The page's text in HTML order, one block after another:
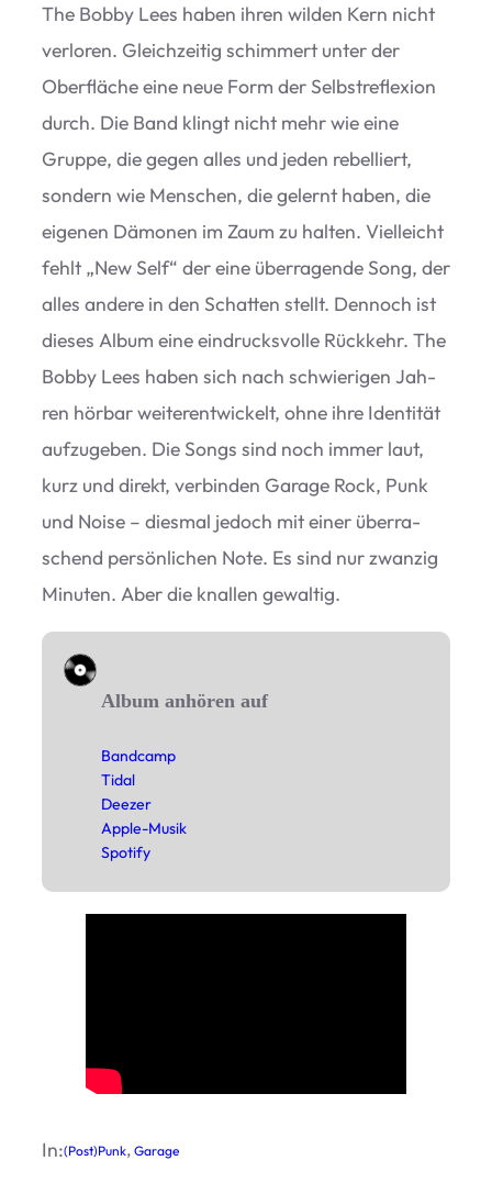
The Bobby Lees haben ihren wil­den Kern nicht
ver­lo­ren. Gleich­zei­tig schim­mert unter der
Ober­flä­che eine neue Form der Selbst­re­fle­xion
durch. Die Band klingt nicht mehr wie eine
Gruppe, die gegen alles und jeden rebel­liert,
son­dern wie Men­schen, die gelernt haben, die
eige­nen Dämo­nen im Zaum zu hal­ten. Viel­leicht
fehlt „New Self“ der eine über­ra­gende Song, der
alles andere in den Schat­ten stellt. Den­noch ist
die­ses Album eine ein­drucks­volle Rück­kehr. The
Bobby Lees haben sich nach schwie­ri­gen Jah­
ren hör­bar wei­ter­ent­wi­ckelt, ohne ihre Iden­ti­tät
auf­zu­ge­ben. Die Songs sind noch immer laut,
kurz und direkt, ver­bin­den Garage Rock, Punk
und Noise – dies­mal jedoch mit einer über­ra­
schend per­sön­li­chen Note. Es sind nur zwan­zig
Minu­ten. Aber die knal­len gewaltig.
Album anhören auf
Band­camp
Tidal
Deezer
Apple-Musik
Spo­tify
In:(Post)Punk, Garage